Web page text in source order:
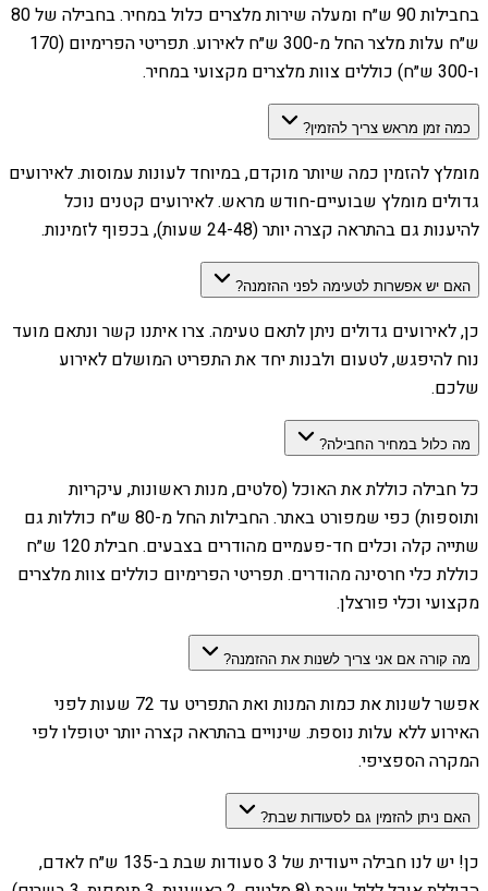
בחבילות 90 ש״ח ומעלה שירות מלצרים כלול במחיר. בחבילה של 80
ש״ח עלות מלצר החל מ-300 ש״ח לאירוע. תפריטי הפרימיום (170
ו-300 ש״ח) כוללים צוות מלצרים מקצועי במחיר.
כמה זמן מראש צריך להזמין?
מומלץ להזמין כמה שיותר מוקדם, במיוחד לעונות עמוסות. לאירועים
גדולים מומלץ שבועיים-חודש מראש. לאירועים קטנים נוכל
להיענות גם בהתראה קצרה יותר (24-48 שעות), בכפוף לזמינות.
האם יש אפשרות לטעימה לפני ההזמנה?
כן, לאירועים גדולים ניתן לתאם טעימה. צרו איתנו קשר ונתאם מועד
נוח להיפגש, לטעום ולבנות יחד את התפריט המושלם לאירוע
שלכם.
מה כלול במחיר החבילה?
כל חבילה כוללת את האוכל (סלטים, מנות ראשונות, עיקריות
ותוספות) כפי שמפורט באתר. החבילות החל מ-80 ש״ח כוללות גם
שתייה קלה וכלים חד-פעמיים מהודרים בצבעים. חבילת 120 ש״ח
כוללת כלי חרסינה מהודרים. תפריטי הפרימיום כוללים צוות מלצרים
מקצועי וכלי פורצלן.
מה קורה אם אני צריך לשנות את ההזמנה?
אפשר לשנות את כמות המנות ואת התפריט עד 72 שעות לפני
האירוע ללא עלות נוספת. שינויים בהתראה קצרה יותר יטופלו לפי
המקרה הספציפי.
האם ניתן להזמין גם לסעודות שבת?
כן! יש לנו חבילה ייעודית של 3 סעודות שבת ב-135 ש״ח לאדם,